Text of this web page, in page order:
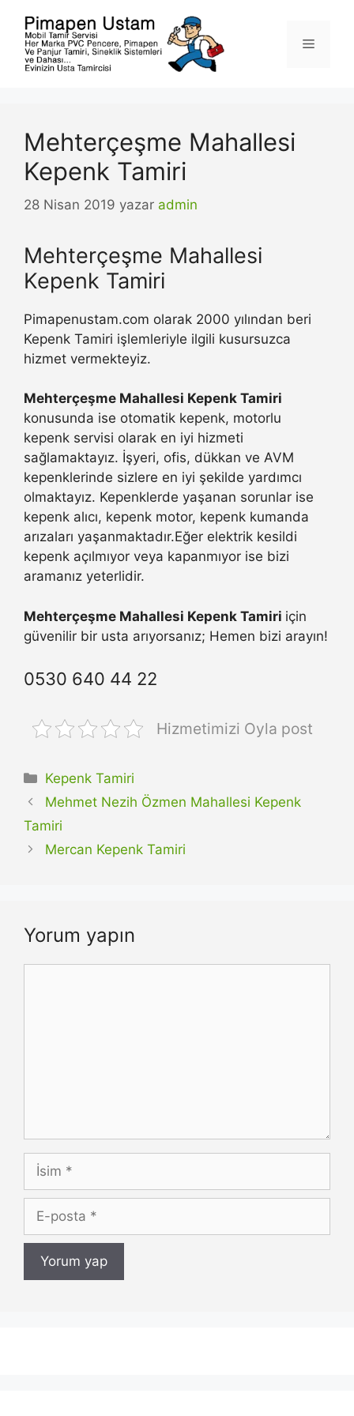
Menü
Mehterçeşme Mahallesi
Kepenk Tamiri
28 Nisan 2019 yazar admin
Mehterçeşme Mahallesi
Kepenk Tamiri
Pimapenustam.com olarak 2000 yılından beri
Kepenk Tamiri işlemleriyle ilgili kusursuzca
hizmet vermekteyiz.
Mehterçeşme Mahallesi Kepenk Tamiri
konusunda ise otomatik kepenk, motorlu
kepenk servisi olarak en iyi hizmeti
sağlamaktayız. İşyeri, ofis, dükkan ve AVM
kepenklerinde sizlere en iyi şekilde yardımcı
olmaktayız. Kepenklerde yaşanan sorunlar ise
kepenk alıcı, kepenk motor, kepenk kumanda
arızaları yaşanmaktadır.Eğer elektrik kesildi
kepenk açılmıyor veya kapanmıyor ise bizi
aramanız yeterlidir.
Mehterçeşme Mahallesi Kepenk Tamiri için
güvenilir bir usta arıyorsanız; Hemen bizi arayın!
0530 640 44 22
Hizmetimizi Oyla post
Kategoriler
Kepenk Tamiri
Mehmet Nezih Özmen Mahallesi Kepenk
Tamiri
Mercan Kepenk Tamiri
Yorum yapın
İsim
posta